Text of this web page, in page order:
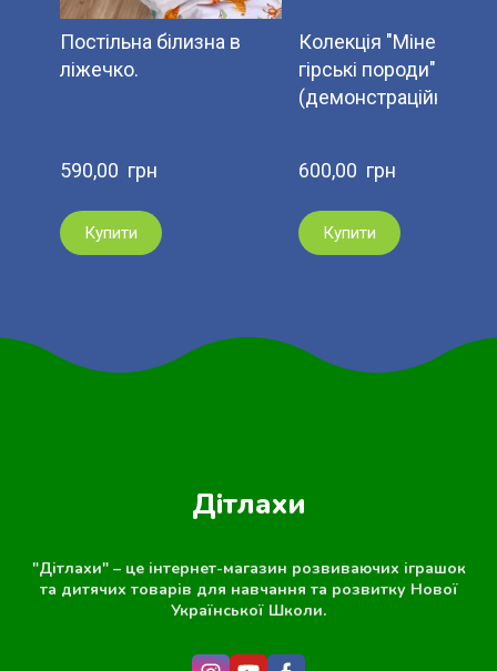
Постільна білизна в
ліжечко.
590,00  грн
Купити
Колекція "Мінерали
гірські породи"
(демонстраційна)
600,00  грн
Купити
Дітлахи
"Дітлахи" – це інтернет-магазин розвиваючих іграшок
та дитячих товарів для навчання та розвитку Нової
Української Школи.